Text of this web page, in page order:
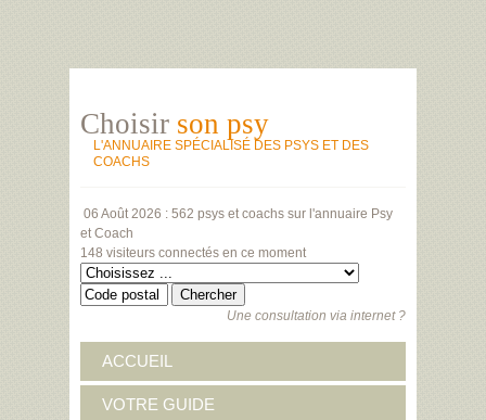
Choisir son psy
L'ANNUAIRE SPÉCIALISÉ DES PSYS ET DES
COACHS
06 Août 2026 : 562 psys et coachs sur l'annuaire Psy
et Coach
148 visiteurs connectés en ce moment
Une consultation via internet ?
ACCUEIL
VOTRE GUIDE